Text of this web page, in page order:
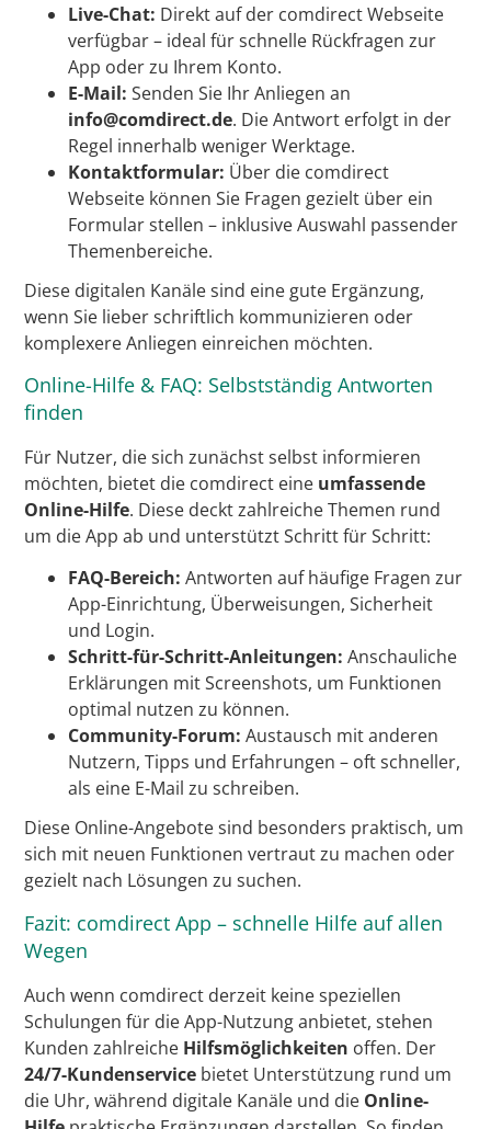
Live-Chat: Direkt auf der comdirect Webseite
verfügbar – ideal für schnelle Rückfragen zur
App oder zu Ihrem Konto.
E-Mail: Senden Sie Ihr Anliegen an
info@comdirect.de. Die Antwort erfolgt in der
Regel innerhalb weniger Werktage.
Kontaktformular: Über die comdirect
Webseite können Sie Fragen gezielt über ein
Formular stellen – inklusive Auswahl passender
Themenbereiche.
Diese digitalen Kanäle sind eine gute Ergänzung,
wenn Sie lieber schriftlich kommunizieren oder
komplexere Anliegen einreichen möchten.
Online-Hilfe & FAQ: Selbstständig Antworten
finden
Für Nutzer, die sich zunächst selbst informieren
möchten, bietet die comdirect eine umfassende
Online-Hilfe. Diese deckt zahlreiche Themen rund
um die App ab und unterstützt Schritt für Schritt:
FAQ-Bereich: Antworten auf häufige Fragen zur
App-Einrichtung, Überweisungen, Sicherheit
und Login.
Schritt-für-Schritt-Anleitungen: Anschauliche
Erklärungen mit Screenshots, um Funktionen
optimal nutzen zu können.
Community-Forum: Austausch mit anderen
Nutzern, Tipps und Erfahrungen – oft schneller,
als eine E-Mail zu schreiben.
Diese Online-Angebote sind besonders praktisch, um
sich mit neuen Funktionen vertraut zu machen oder
gezielt nach Lösungen zu suchen.
Fazit: comdirect App – schnelle Hilfe auf allen
Wegen
Auch wenn comdirect derzeit keine speziellen
Schulungen für die App-Nutzung anbietet, stehen
Kunden zahlreiche Hilfsmöglichkeiten offen. Der
24/7-Kundenservice bietet Unterstützung rund um
die Uhr, während digitale Kanäle und die Online-